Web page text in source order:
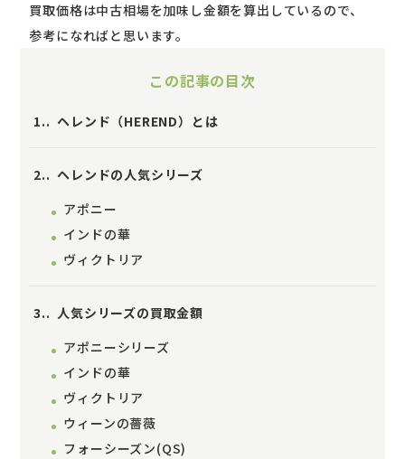
買取価格は中古相場を加味し金額を算出しているので、
参考になればと思います。
この記事の目次
1. ヘレンド（HEREND）とは
2.
ヘレンドの人気シリーズ
アポニー
インドの華
ヴィクトリア
3.
人気シリーズの買取金額
アポニーシリーズ
インドの華
ヴィクトリア
ウィーンの薔薇
フォーシーズン(QS)